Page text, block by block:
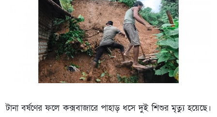
টানা বর্ষণের ফলে কক্সবাজারে পাহাড় ধসে দুই শিশুর মৃত্যু হয়েছে।